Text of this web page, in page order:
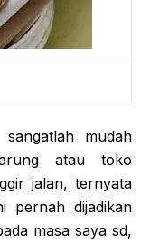
mudah
atau toko
jalan, ternyata
pernah dijadikan
masa saya sd,